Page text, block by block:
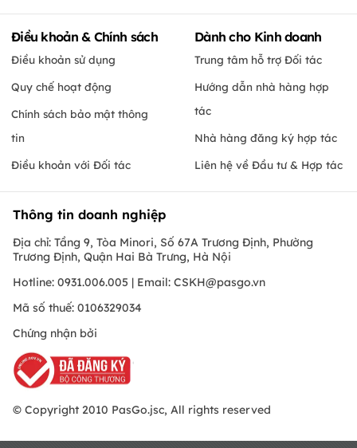
Điều khoản & Chính sách
Điều khoản sử dụng
Quy chế hoạt động
Chính sách bảo mật thông
tin
Điều khoản với Đối tác
Dành cho Kinh doanh
Trung tâm hỗ trợ Đối tác
Hướng dẫn nhà hàng hợp
tác
Nhà hàng đăng ký hợp tác
Liên hệ về Đầu tư & Hợp tác
Thông tin doanh nghiệp
Địa chỉ: Tầng 9, Tòa Minori, Số 67A Trương Định, Phường
Trương Định, Quận Hai Bà Trưng, Hà Nội
Hotline: 0931.006.005 | Email: CSKH@pasgo.vn
Mã số thuế: 0106329034
Chứng nhận bởi
© Copyright 2010 PasGo.jsc, All rights reserved